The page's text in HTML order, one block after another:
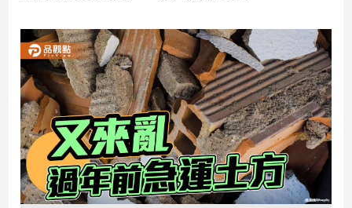
新
聞
產
經/
股
市
房
地
產